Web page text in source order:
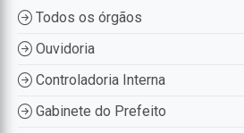
Todos os órgãos
Ouvidoria
Controladoria Interna
Gabinete do Prefeito